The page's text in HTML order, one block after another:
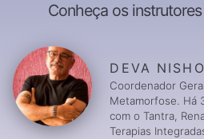
Conheça os
DEVA
Coordenador
Metamorfose. Há
com o Tantra,
Terapias